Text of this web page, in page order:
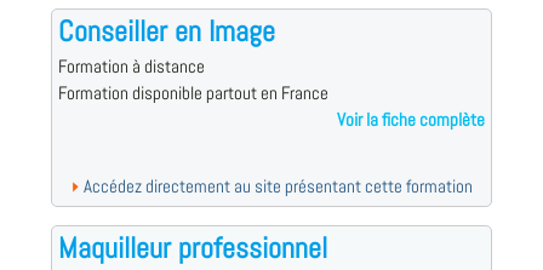
Conseiller en Image
Formation à distance
Formation disponible partout en France
Voir la fiche complète
Accédez directement au site présentant cette formation
Maquilleur professionnel